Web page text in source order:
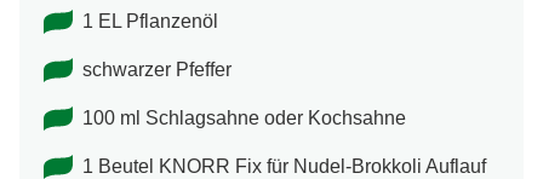
1 EL Pflanzenöl
schwarzer Pfeffer
100 ml Schlagsahne oder Kochsahne
1 Beutel KNORR Fix für Nudel-Brokkoli Auflauf